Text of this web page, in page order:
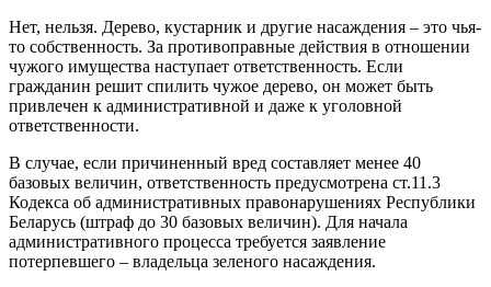
Нет, нельзя. Дерево, кустарник и другие насаждения – это чья-
то собственность. За противоправные действия в отношении
чужого имущества наступает ответственность. Если
гражданин решит спилить чужое дерево, он может быть
привлечен к административной и даже к уголовной
ответственности.
В случае, если причиненный вред составляет менее 40
базовых величин, ответственность предусмотрена ст.11.3
Кодекса об административных правонарушениях Республики
Беларусь (штраф до 30 базовых величин). Для начала
административного процесса требуется заявление
потерпевшего – владельца зеленого насаждения.